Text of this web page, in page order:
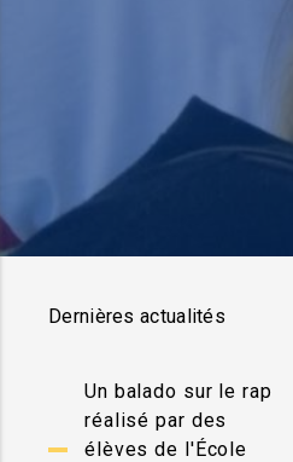
Dernières actualités
Un balado sur le rap
réalisé par des
élèves de l'École